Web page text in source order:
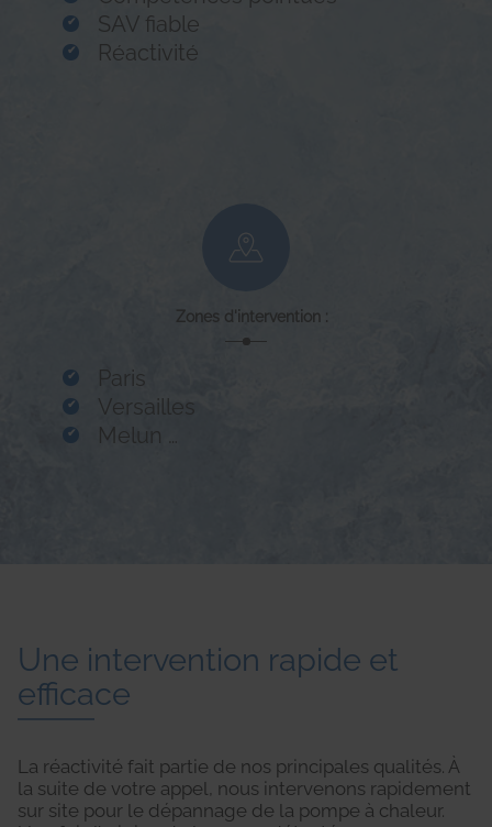
SAV fiable
Réactivité
Zones d'intervention :
Paris
Versailles
Melun …
Une intervention rapide et
efficace
La réactivité fait partie de nos principales qualités. À
la suite de votre appel, nous intervenons rapidement
sur site pour le dépannage de la pompe à chaleur.